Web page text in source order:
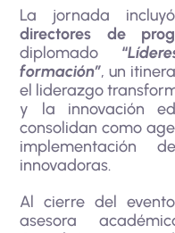
La jornada
directores de
diplomado “
formación”, un
el liderazgo
y la innovación
consolidan como
implementación
innovadoras.
Al cierre del
asesora